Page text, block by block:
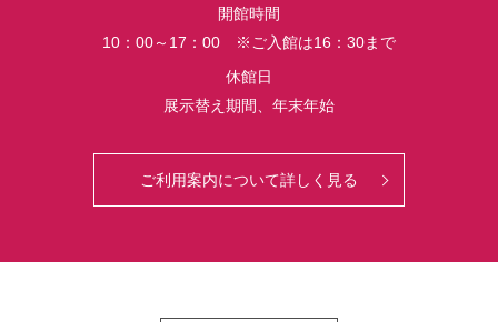
開館時間
10：00～17：00 ※ご入館は16：30まで
休館日
展示替え期間、年末年始
ご利用案内について詳しく見る